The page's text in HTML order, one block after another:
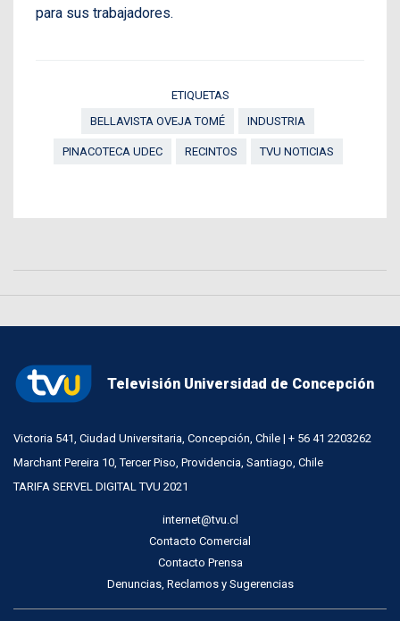
para sus trabajadores.
ETIQUETAS
BELLAVISTA OVEJA TOMÉ
INDUSTRIA
PINACOTECA UDEC RECINTOS TVU NOTICIAS
Televisión Universidad de Concepción
Victoria 541, Ciudad Universitaria, Concepción, Chile | + 56 41 2203262
Marchant Pereira 10, Tercer Piso, Providencia, Santiago, Chile
TARIFA SERVEL DIGITAL TVU 2021
internet@tvu.cl
Contacto Comercial
Contacto Prensa
Denuncias, Reclamos y Sugerencias